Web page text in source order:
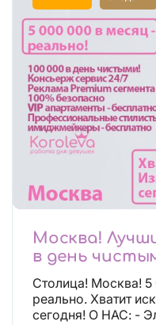
Москва!
в день
Столица! Москва!
реально. Хватит
сегодня!